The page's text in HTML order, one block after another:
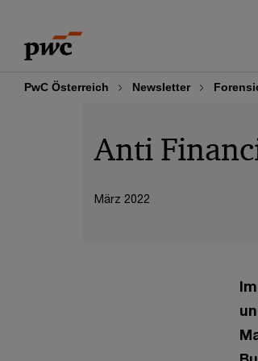
content
footer
PwC Österreich Newsletter
Anti
März 2022